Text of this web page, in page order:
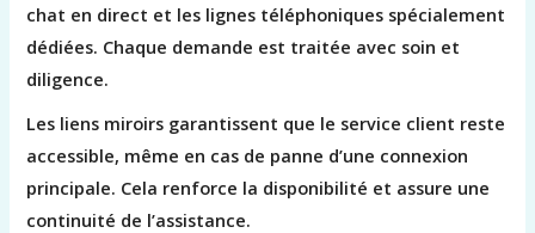
chat en direct et les lignes téléphoniques spécialement
dédiées. Chaque demande est traitée avec soin et
diligence.
Les liens miroirs garantissent que le service client reste
accessible, même en cas de panne d’une connexion
principale. Cela renforce la disponibilité et assure une
continuité de l’assistance.